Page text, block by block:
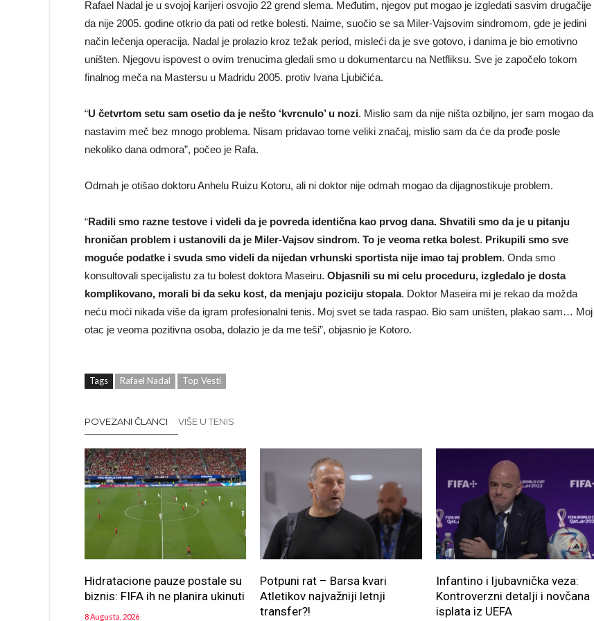
Rafael Nadal je u svojoj karijeri osvojio 22 grend slema. Međutim, njegov put mogao je izgledati sasvim drugačije
da nije 2005. godine otkrio da pati od retke bolesti. Naime, suočio se sa Miler-Vajsovim sindromom, gde je jedini
način lečenja operacija. Nadal je prolazio kroz težak period, misleći da je sve gotovo, i danima je bio emotivno
uništen. Njegovu ispovest o ovim trenucima gledali smo u dokumentarcu na Netfliksu. Sve je započelo tokom
finalnog meča na Mastersu u Madridu 2005. protiv Ivana Ljubičića.
“U četvrtom setu sam osetio da je nešto ‘kvrcnulo’ u nozi. Mislio sam da nije ništa ozbiljno, jer sam mogao da
nastavim meč bez mnogo problema. Nisam pridavao tome veliki značaj, mislio sam da će da prođe posle
nekoliko dana odmora”, počeo je Rafa.
Odmah je otišao doktoru Anhelu Ruizu Kotoru, ali ni doktor nije odmah mogao da dijagnostikuje problem.
“Radili smo razne testove i videli da je povreda identična kao prvog dana. Shvatili smo da je u pitanju
hroničan problem i ustanovili da je Miler-Vajsov sindrom. To je veoma retka bolest. Prikupili smo sve
moguće podatke i svuda smo videli da nijedan vrhunski sportista nije imao taj problem. Onda smo
konsultovali specijalistu za tu bolest doktora Maseiru. Objasnili su mi celu proceduru, izgledalo je dosta
komplikovano, morali bi da seku kost, da menjaju poziciju stopala. Doktor Maseira mi je rekao da možda
neću moći nikada više da igram profesionalni tenis. Moj svet se tada raspao. Bio sam uništen, plakao sam… Moj
otac je veoma pozitivna osoba, dolazio je da me teši”, objasnio je Kotoro.
Tags Rafael Nadal Top Vesti
POVEZANI ČLANCI VIŠE U TENIS
Hidratacione pauze postale su
biznis: FIFA ih ne planira ukinuti
8 Augusta, 2026
Potpuni rat – Barsa kvari
Atletikov najvažniji letnji
transfer?!
Infantino i ljubavnička veza:
Kontroverzni detalji i novčana
isplata iz UEFA